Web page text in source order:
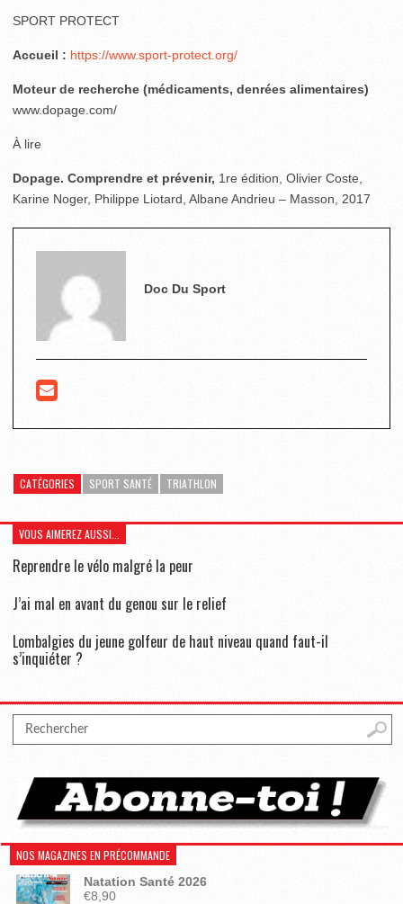
SPORT PROTECT
Accueil : https://www.sport-protect.org/
Moteur de recherche (médicaments, denrées alimentaires)
www.dopage.com/
À lire
Dopage. Comprendre et prévenir, 1re édition, Olivier Coste,
Karine Noger, Philippe Liotard, Albane Andrieu – Masson, 2017
Doc Du Sport
CATÉGORIES SPORT SANTÉ TRIATHLON
VOUS AIMEREZ AUSSI...
Reprendre le vélo malgré la peur
J’ai mal en avant du genou sur le relief
Lombalgies du jeune golfeur de haut niveau quand faut-il
s’inquiéter ?
NOS MAGAZINES EN PRÉCOMMANDE
Natation Santé 2026
€8,90